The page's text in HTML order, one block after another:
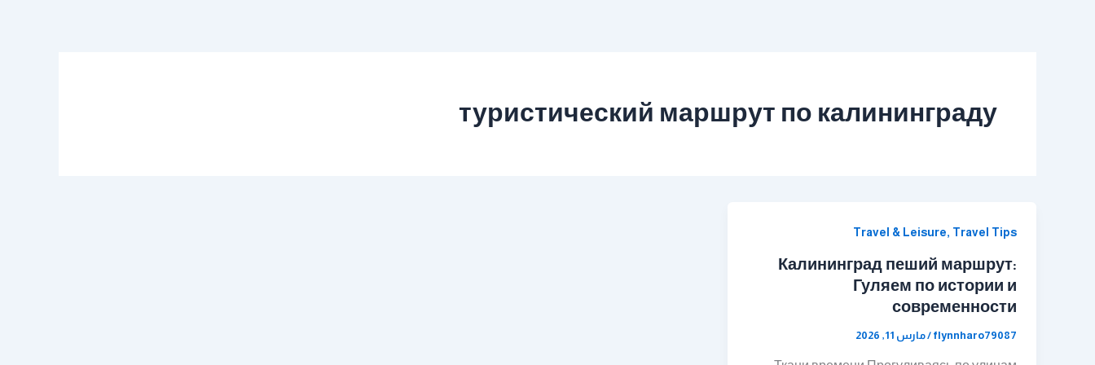
туристический маршрут по калининграду
Travel & Leisure, Travel Tips
Калининград пеший маршрут:
Гуляем по истории и
современности
flynnharo79087
/مارس 11, 2026